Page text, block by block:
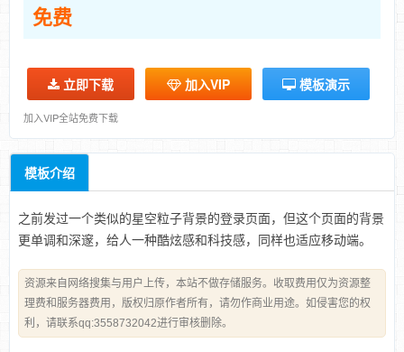
免费
立即下载 加入VIP 模板演示
加入VIP全站免费下载
模板介绍
之前发过一个类似的星空粒子背景的登录页面，但这个页面的背景
更单调和深邃，给人一种酷炫感和科技感，同样也适应移动端。
资源来自网络搜集与用户上传，本站不做存储服务。收取费用仅为资源整
理费和服务器费用，版权归原作者所有，请勿作商业用途。如侵害您的权
利，请联系qq:3558732042进行审核删除。